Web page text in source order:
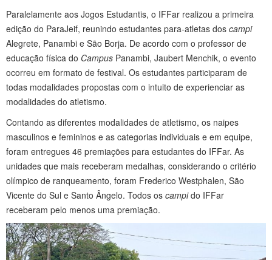
Paralelamente aos Jogos Estudantis, o IFFar realizou a primeira
edição do ParaJeif, reunindo estudantes para-atletas dos campi
Alegrete, Panambi e São Borja. De acordo com o professor de
educação física do Campus Panambi, Jaubert Menchik, o evento
ocorreu em formato de festival. Os estudantes participaram de
todas modalidades propostas com o intuito de experienciar as
modalidades do atletismo.
Contando as diferentes modalidades de atletismo, os naipes
masculinos e femininos e as categorias individuais e em equipe,
foram entregues 46 premiações para estudantes do IFFar. As
unidades que mais receberam medalhas, considerando o critério
olímpico de ranqueamento, foram Frederico Westphalen, São
Vicente do Sul e Santo Ângelo. Todos os campido IFFar
receberam pelo menos uma premiação.